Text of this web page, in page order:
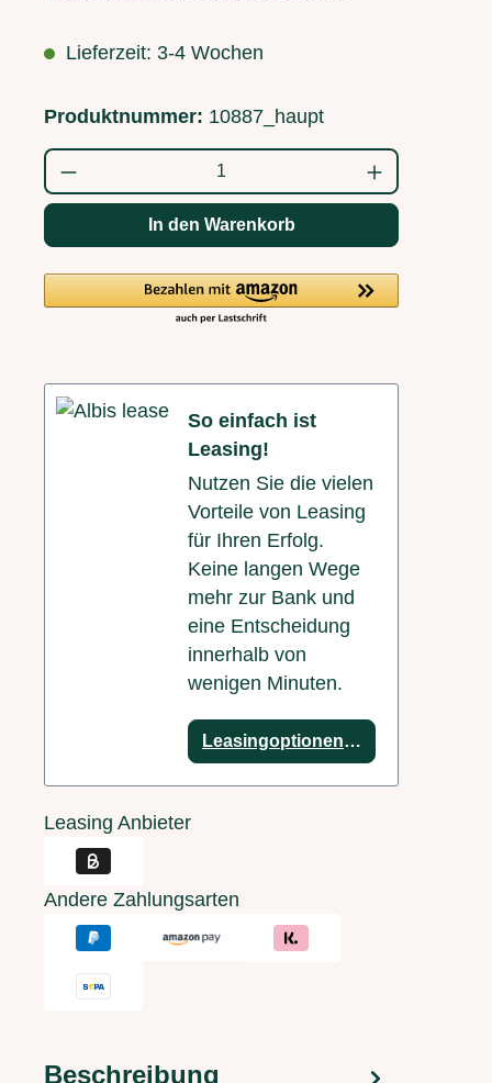
Lieferzeit: 3-4 Wochen
Produktnummer: 10887_haupt
Produkt Anzahl: Gib den gewünschten
In den Warenkorb
So einfach ist
Leasing!
Nutzen Sie die vielen
Vorteile von Leasing
für Ihren Erfolg.
Keine langen Wege
mehr zur Bank und
eine Entscheidung
innerhalb von
wenigen Minuten.
Leasingoptionen anzeigen
Leasing Anbieter
Andere Zahlungsarten
Beschreibung